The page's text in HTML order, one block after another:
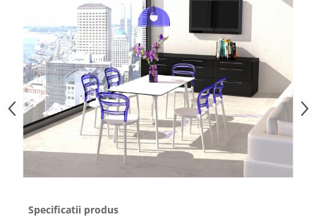
Specificatii produs